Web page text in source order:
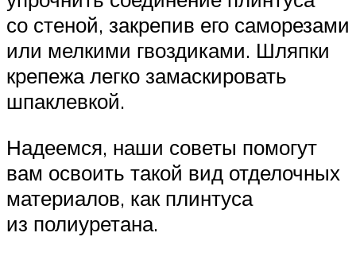
со стеной, закрепив его саморезами
или мелкими гвоздиками. Шляпки
крепежа легко замаскировать
шпаклевкой.
Надеемся, наши советы помогут
вам освоить такой вид отделочных
материалов, как плинтуса
из полиуретана.